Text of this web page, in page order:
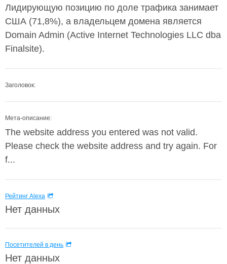
Лидирующую позицию по доле трафика занимает
США (71,8%), а владельцем домена является
Domain Admin (Active Internet Technologies LLC dba
Finalsite).
Заголовок:
Мета-описание:
The website address you entered was not valid.
Please check the website address and try again. For
f...
Рейтинг Alexa
Нет данных
Посетителей в день
Нет данных